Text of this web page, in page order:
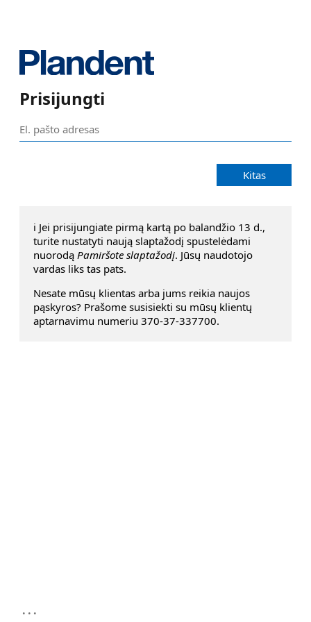
Prisijungti
Kitas
ℹ️ Jei prisijungiate pirmą kartą po balandžio 13 d.,
turite nustatyti naują slaptažodį spustelėdami
nuorodą Pamiršote slaptažodį. Jūsų naudotojo
vardas liks tas pats.
Nesate mūsų klientas arba jums reikia naujos
pąskyros? Prašome susisiekti su mūsų klientų
aptarnavimu numeriu 370-37-337700.
...